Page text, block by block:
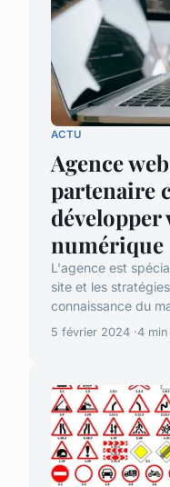
ACTU
Agence
partenaire
développer
numérique
L'agence est
site et les
connaissance du
5 février 2024 4